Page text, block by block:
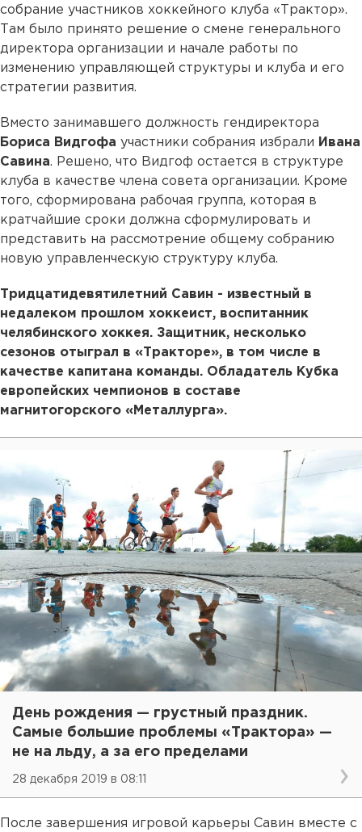
собрание участников хоккейного клуба «Трактор».
Там было принято решение о смене генерального
директора организации и начале работы по
изменению управляющей структуры и клуба и его
стратегии развития.
Вместо занимавшего должность гендиректора
Бориса Видгофа участники собрания избрали Ивана
Савина. Решено, что Видгоф остается в структуре
клуба в качестве члена совета организации. Кроме
того, сформирована рабочая группа, которая в
кратчайшие сроки должна сформулировать и
представить на рассмотрение общему собранию
новую управленческую структуру клуба.
Тридцатидевятилетний Савин - известный в
недалеком прошлом хоккеист, воспитанник
челябинского хоккея. Защитник, несколько
сезонов отыграл в «Тракторе», в том числе в
качестве капитана команды. Обладатель Кубка
европейских чемпионов в составе
магнитогорского «Металлурга».
День рождения — грустный праздник.
Самые большие проблемы «Трактора» —
не на льду, а за его пределами
28 декабря 2019 в 08:11
После завершения игровой карьеры Савин вместе с